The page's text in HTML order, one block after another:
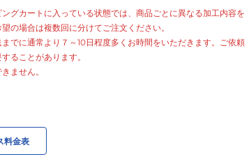
グカートに入っている状態では、商品ごとに異なる加工内容を
の場合は複数回に分けてご注文ください。
でに通常より ７～10日程度多くお時間をいただきます。ご依頼
ることがあります。
ません。
料金表